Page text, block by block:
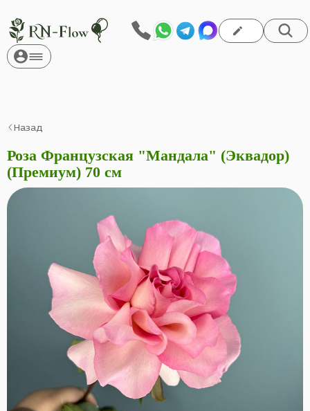
Назад
Роза Французская "Мандала" (Эквадор)
(Премиум) 70 см